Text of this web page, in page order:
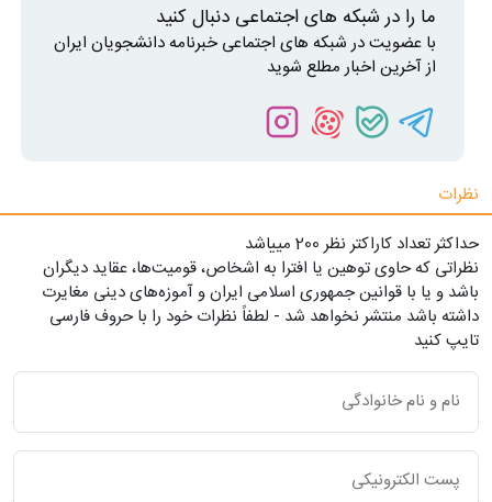
ما را در شبکه های اجتماعی دنبال کنید
با عضویت در شبکه های اجتماعی خبرنامه دانشجویان ایران
از آخرین اخبار مطلع شوید
نظرات
حداکثر تعداد کاراکتر نظر 200 ميياشد
نظراتی که حاوی توهین یا افترا به اشخاص، قومیت‌ها، عقاید دیگران
باشد و یا با قوانین جمهوری اسلامی ایران و آموزه‌های دینی مغایرت
داشته باشد منتشر نخواهد شد - لطفاً نظرات خود را با حروف فارسی
تایپ کنید